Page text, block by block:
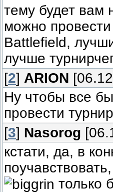
тему будет вам
можно
Battlefield,
лучше
[2] ARION
Ну чтобы все
провести
[3] Nasorog
кстати, да, в
только